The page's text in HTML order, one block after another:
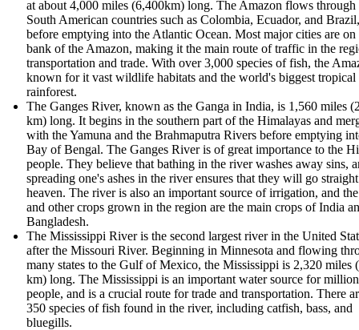
at about 4,000 miles (6,400km) long. The Amazon flows through
South American countries such as Colombia, Ecuador, and Brazil,
before emptying into the Atlantic Ocean. Most major cities are on
bank of the Amazon, making it the main route of traffic in the
transportation and trade. With over 3,000 species of fish, the
known for it vast wildlife habitats and the world's biggest tropical
rainforest.
The Ganges River, known as the Ganga in India, is 1,560 miles
km) long. It begins in the southern part of the Himalayas and
with the Yamuna and the Brahmaputra Rivers before emptying
Bay of Bengal. The Ganges River is of great importance to the
people. They believe that bathing in the river washes away sins,
spreading one's ashes in the river ensures that they will go
heaven. The river is also an important source of irrigation, and
and other crops grown in the region are the main crops of India
Bangladesh.
The Mississippi River is the second largest river in the United
after the Missouri River. Beginning in Minnesota and flowing
many states to the Gulf of Mexico, the Mississippi is 2,320 miles
km) long. The Mississippi is an important water source for
people, and is a crucial route for trade and transportation. There
350 species of fish found in the river, including catfish, bass, and
bluegills.